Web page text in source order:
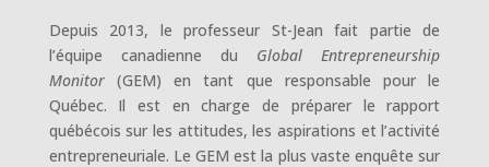
Depuis 2013, le professeur St-Jean fait partie de
l’équipe canadienne du Global Entrepreneurship
Monitor(GEM) en tant que responsable pour le
Québec. Il est en charge de préparer le rapport
québécois sur les attitudes, les aspirations et l’activité
entrepreneuriale. Le GEM est la plus vaste enquête sur